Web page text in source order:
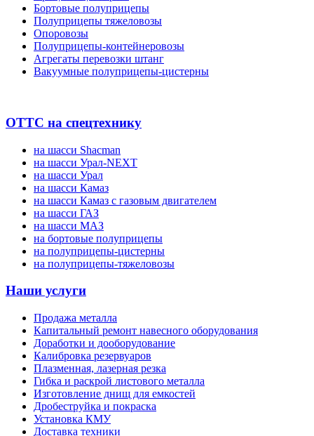
Бортовые полуприцепы
Полуприцепы тяжеловозы
Опоровозы
Полуприцепы-контейнеровозы
Агрегаты перевозки штанг
Вакуумные полуприцепы-цистерны
ОТТС на спецтехнику
на шасси Shacman
на шасси Урал-NEXT
на шасси Урал
на шасси Камаз
на шасси Камаз с газовым двигателем
на шасси ГАЗ
на шасси МАЗ
на бортовые полуприцепы
на полуприцепы-цистерны
на полуприцепы-тяжеловозы
Наши услуги
Продажа металла
Капитальный ремонт навесного оборудования
Доработки и дооборудование
Калибровка резервуаров
Плазменная, лазерная резка
Гибка и раскрой листового металла
Изготовление днищ для емкостей
Дробеструйка и покраска
Установка КМУ
Доставка техники